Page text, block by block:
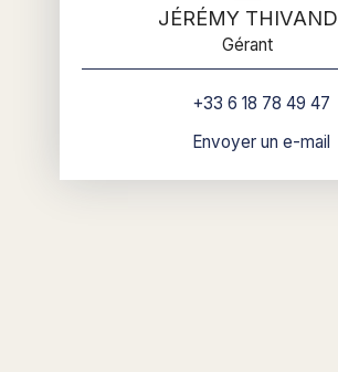
JÉRÉMY THIVAND
Gérant
+33 6 18 78 49 47
Envoyer un e-mail